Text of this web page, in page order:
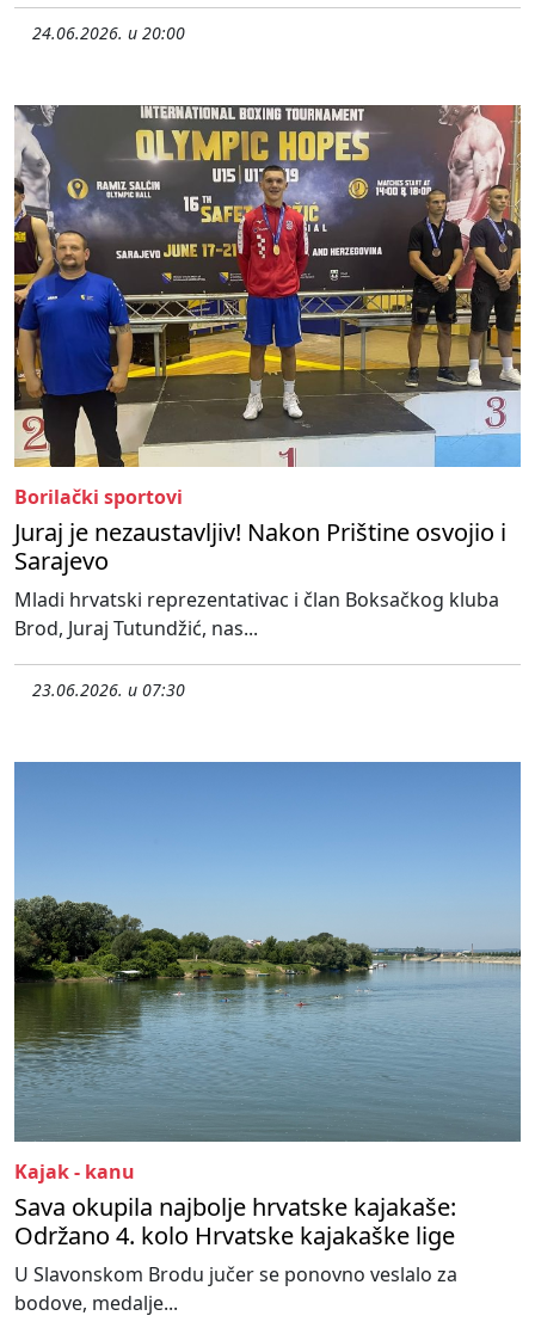
24.06.2026. u 20:00
Borilački sportovi
Juraj je nezaustavljiv! Nakon Prištine osvojio i
Sarajevo
Mladi hrvatski reprezentativac i član Boksačkog kluba
Brod, Juraj Tutundžić, nas...
23.06.2026. u 07:30
Kajak - kanu
Sava okupila najbolje hrvatske kajakaše:
Održano 4. kolo Hrvatske kajakaške lige
U Slavonskom Brodu jučer se ponovno veslalo za
bodove, medalje...